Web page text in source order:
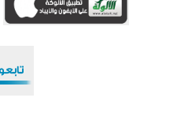
أكبر مشروع إسلامي في ريف أستراليا
اختتام الدورة التاسعة لمسابقة